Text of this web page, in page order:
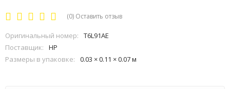
(0) Оставить отзыв
Оригинальный номер:
T6L91AE
Поставщик:
HP
Размеры в упаковке:
0.03 × 0.11 × 0.07 м